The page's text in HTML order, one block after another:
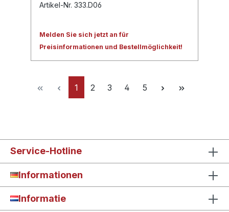
Artikel-Nr. 333.D06
Melden Sie sich jetzt an für
Preisinformationen und Bestellmöglichkeit!
1 2 3 4 5
Service-Hotline
Informationen
Informatie